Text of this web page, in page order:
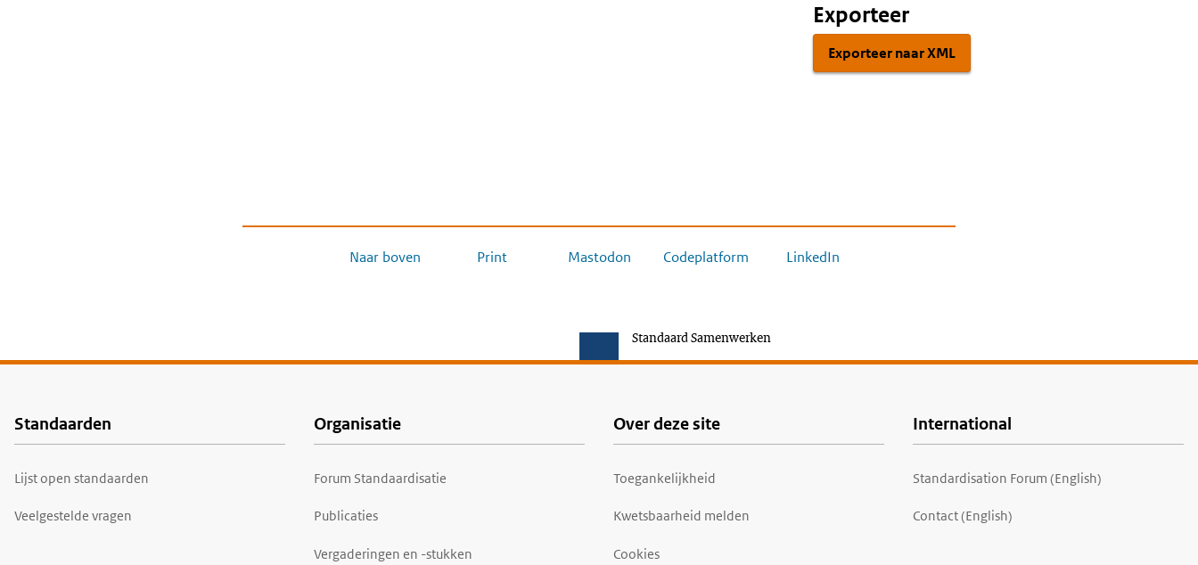
Exporteer
Exporteer naar XML
Naar boven Print Mastodon Codeplatform LinkedIn
Standaard Samenwerken
Voet
Standaarden
Lijst open standaarden
Veelgestelde vragen
Organisatie
Forum Standaardisatie
Publicaties
Vergaderingen en -stukken
Over deze site
Toegankelijkheid
Kwetsbaarheid melden
Cookies
International
Standardisation Forum (English)
Contact (English)